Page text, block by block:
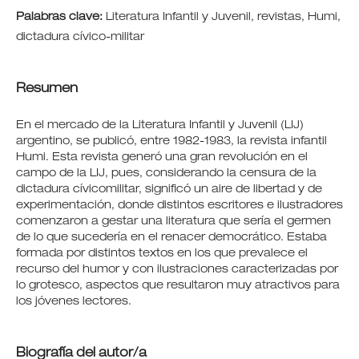
Palabras clave: Literatura Infantil y Juvenil, revistas, Humi,
dictadura cívico-militar
Resumen
En el mercado de la Literatura Infantil y Juvenil (LIJ)
argentino, se publicó, entre 1982-1983, la revista infantil
Humi. Esta revista generó una gran revolución en el
campo de la LIJ, pues, considerando la censura de la
dictadura cívicomilitar, significó un aire de libertad y de
experimentación, donde distintos escritores e ilustradores
comenzaron a gestar una literatura que sería el germen
de lo que sucedería en el renacer democrático. Estaba
formada por distintos textos en los que prevalece el
recurso del humor y con ilustraciones caracterizadas por
lo grotesco, aspectos que resultaron muy atractivos para
los jóvenes lectores.
Biografía del autor/a